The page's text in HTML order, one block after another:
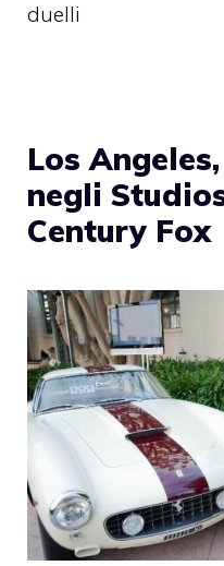
duelli
Los
negli
Century Fox